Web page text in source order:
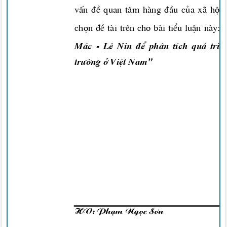
vÊn ®Ò quan t©m hµng ®Çu cña x·
chän ®Ò tµi trªn cho bµi tiÓu luËn nµy: "
M¸c - Lª Nin ®Ó ph©n tÝch qu¸
tr-êng ë ViÖt Nam"
HV: Ph¹m Ngäc S¬n